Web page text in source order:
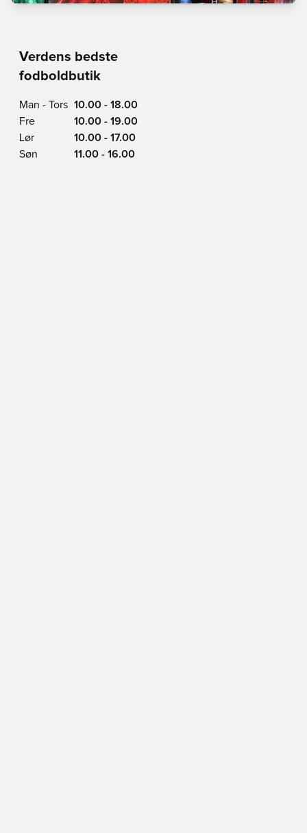
Verdens bedste
fodboldbutik
Man - Tors 10.00 - 18.00
Fre
10.00 - 19.00
Lør
10.00 - 17.00
Søn
11.00 - 16.00